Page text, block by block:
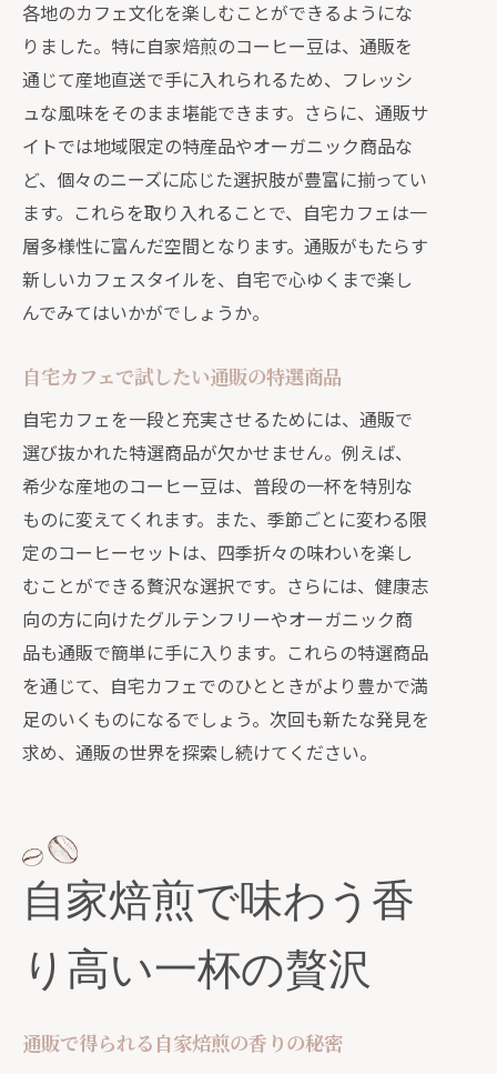
各地のカフェ文化を楽しむことができるようにな
りました。特に自家焙煎のコーヒー豆は、通販を
通じて産地直送で手に入れられるため、フレッシ
ュな風味をそのまま堪能できます。さらに、通販サ
イトでは地域限定の特産品やオーガニック商品な
ど、個々のニーズに応じた選択肢が豊富に揃ってい
ます。これらを取り入れることで、自宅カフェは一
層多様性に富んだ空間となります。通販がもたらす
新しいカフェスタイルを、自宅で心ゆくまで楽し
んでみてはいかがでしょうか。
自宅カフェで試したい通販の特選商品
自宅カフェを一段と充実させるためには、通販で
選び抜かれた特選商品が欠かせません。例えば、
希少な産地のコーヒー豆は、普段の一杯を特別な
ものに変えてくれます。また、季節ごとに変わる限
定のコーヒーセットは、四季折々の味わいを楽し
むことができる贅沢な選択です。さらには、健康志
向の方に向けたグルテンフリーやオーガニック商
品も通販で簡単に手に入ります。これらの特選商品
を通じて、自宅カフェでのひとときがより豊かで満
足のいくものになるでしょう。次回も新たな発見を
求め、通販の世界を探索し続けてください。
自家焙煎で味わう香
り高い一杯の贅沢
通販で得られる自家焙煎の香りの秘密